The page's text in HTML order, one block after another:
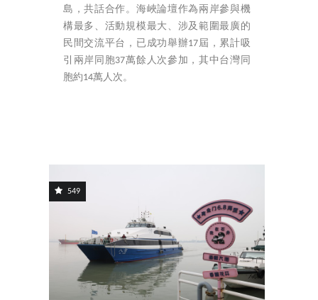
島，共話合作。海峽論壇作為兩岸參與機
構最多、活動規模最大、涉及範圍最廣的
民間交流平台，已成功舉辦17屆，累計吸
引兩岸同胞37萬餘人次參加，其中台灣同
胞約14萬人次。
549